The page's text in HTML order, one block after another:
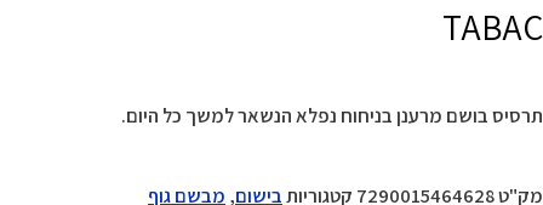
TABAC
תרסיס בושם מרענן בניחוח נפלא הנשאר למשך כל היום.
מק"ט7290015464628 קטגוריותבישום, מבשם גוף